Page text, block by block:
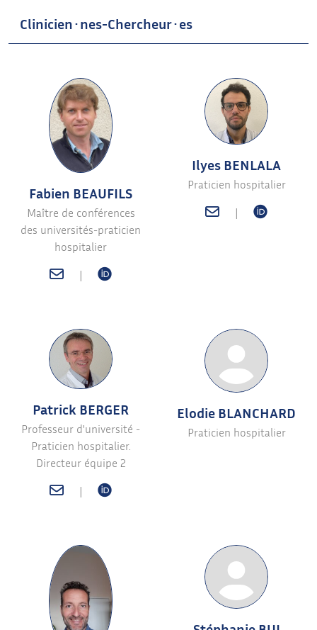
Clinicien·nes-Chercheur·es
Fabien BEAUFILS
Maître de conférences
des universités-praticien
hospitalier
|
Ilyes BENLALA
Praticien hospitalier
|
Patrick BERGER
Professeur d'université -
Praticien hospitalier.
Directeur équipe 2
|
Elodie BLANCHARD
Praticien hospitalier